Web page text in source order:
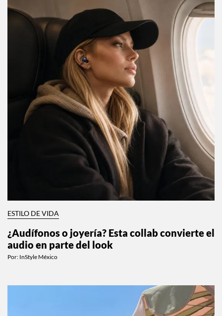
ESTILO DE VIDA
¿Audífonos o joyería? Esta collab convierte el
audio en parte del look
Por: InStyle México